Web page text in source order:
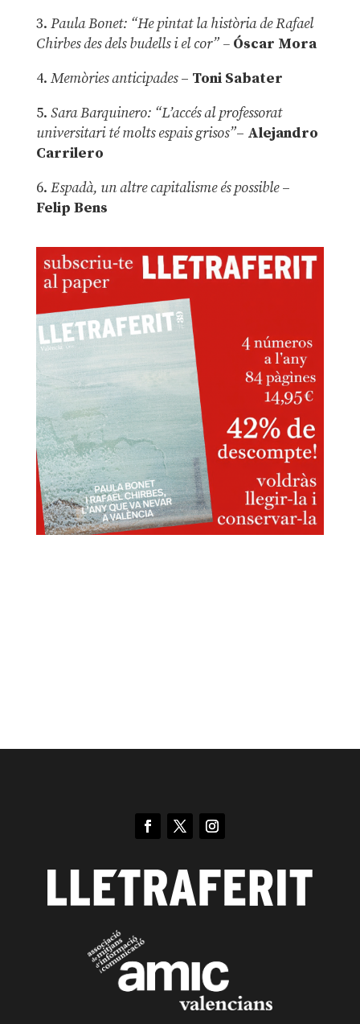
3. Paula Bonet: “He pintat la història de Rafael
Chirbes des dels budells i el cor” –Óscar Mora
4. Memòries anticipades– Toni Sabater
5. Sara Barquinero: “L’accés al professorat
universitari té molts espais grisos”– Alejandro
Carrilero
6. Espadà, un altre capitalisme és possible –
Felip Bens